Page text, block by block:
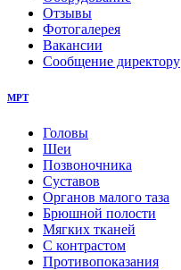
Отзывы
Фотогалерея
Вакансии
Сообщение директору
МРТ
Головы
Шеи
Позвоночника
Суставов
Органов малого таза
Брюшной полости
Мягких тканей
С контрастом
Противопоказания